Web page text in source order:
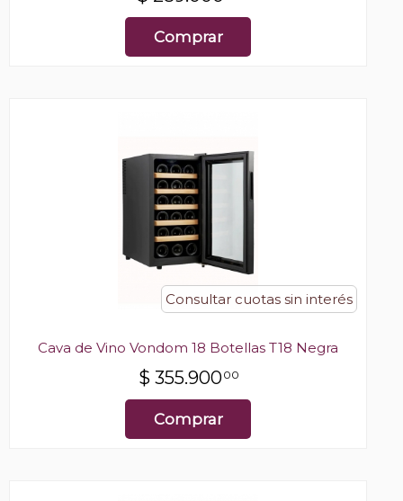
Comprar
Consultar cuotas sin interés
Cava de Vino Vondom 18 Botellas T18 Negra
$ 355.90000
Comprar